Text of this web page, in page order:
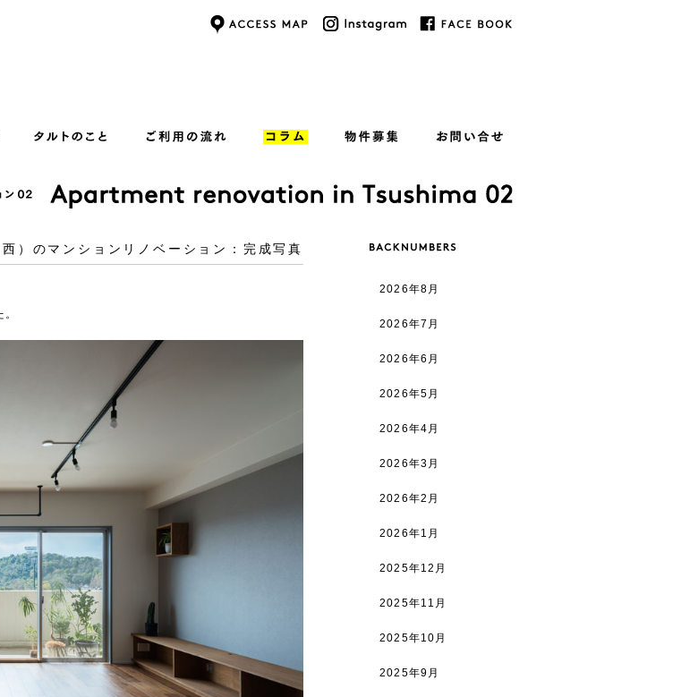
）のマンションリノベーション：完成写真
2026年8月
2026年7月
2026年6月
2026年5月
2026年4月
2026年3月
2026年2月
2026年1月
2025年12月
2025年11月
2025年10月
2025年9月